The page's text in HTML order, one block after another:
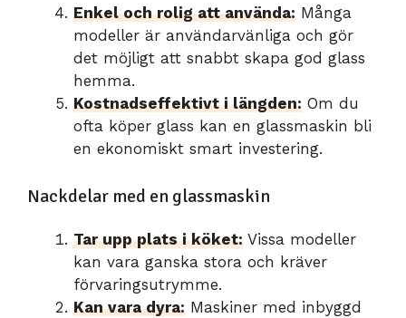
Enkel och rolig att använda: Många
modeller är användarvänliga och gör
det möjligt att snabbt skapa god glass
hemma.
Kostnadseffektivt i längden: Om du
ofta köper glass kan en glassmaskin bli
en ekonomiskt smart investering.
Nackdelar med en glassmaskin
Tar upp plats i köket: Vissa modeller
kan vara ganska stora och kräver
förvaringsutrymme.
Kan vara dyra: Maskiner med inbyggd